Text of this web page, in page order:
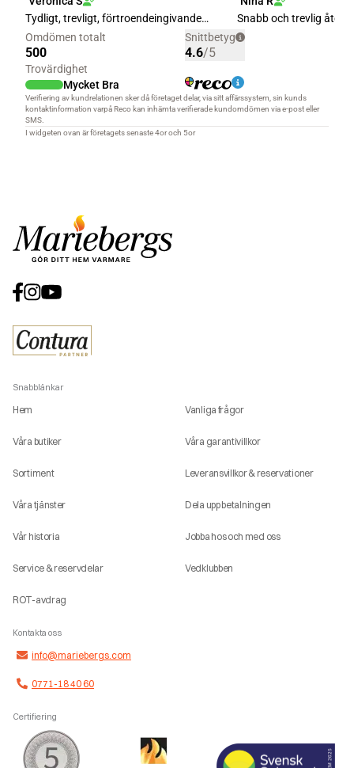
Snabblänkar
Hem
Våra butiker
Sortiment
Våra tjänster
Vår historia
Service & reservdelar
ROT-avdrag
Vanliga frågor
Våra garantivillkor
Leveransvillkor & reservationer
Dela upp betalningen
Jobba hos och med oss
Vedklubben
Kontakta oss
info@mariebergs.com
0771-18 40 60
Certifiering